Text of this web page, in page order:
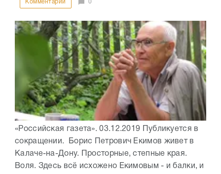
Комментарии 0
«Российская газета». 03.12.2019 Публикуется в
сокращении. Борис Петрович Екимов живет в
Калаче-на-Дону. Просторные, степные края.
Воля. Здесь всё исхожено Екимовым - и балки, и